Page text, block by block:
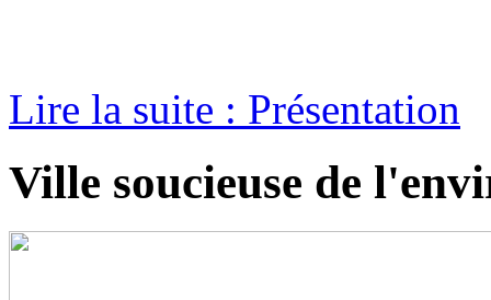
Lire la suite : Présentation
Ville soucieuse de